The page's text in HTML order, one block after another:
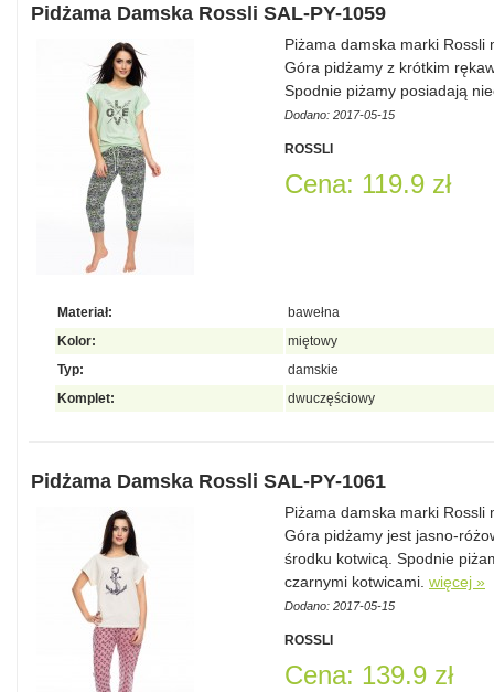
Pidżama Damska Rossli SAL-PY-1059
Piżama damska marki Rossli
Góra pidżamy z krótkim
Spodnie piżamy posiadają
Dodano: 2017-05-15
ROSSLI
Cena: 119.9 zł
Materiał:
bawełna
Kolor:
miętowy
Typ:
damskie
Komplet:
dwuczęściowy
Pidżama Damska Rossli SAL-PY-1061
Piżama damska marki Rossli
Góra pidżamy jest jasno-
środku kotwicą. Spodnie
czarnymi kotwicami. więcej »
Dodano: 2017-05-15
ROSSLI
Cena: 139.9 zł